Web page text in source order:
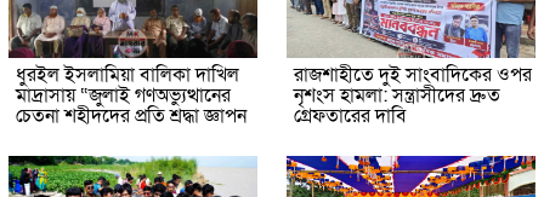
ধুরইল ইসলামিয়া বালিকা দাখিল
মাদ্রাসায় “জুলাই গণঅভ্যুত্থানের
চেতনা শহীদদের প্রতি শ্রদ্ধা জ্ঞাপন
রাজশাহীতে দুই সাংবাদিকের ওপর
নৃশংস হামলা: সন্ত্রাসীদের দ্রুত
গ্রেফতারের দাবি